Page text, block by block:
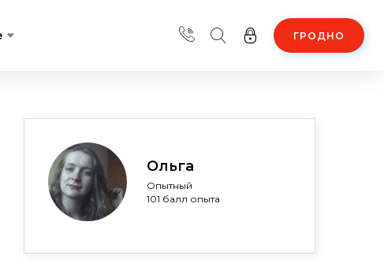
ГРОДНО
Ольга
Опытный
101 балл опыта